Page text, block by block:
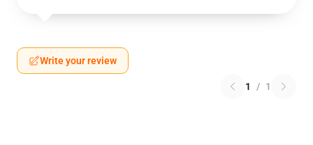
Write your review
1 / 1